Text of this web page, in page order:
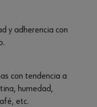
y adherencia con
con tendencia a
humedad,
etc.